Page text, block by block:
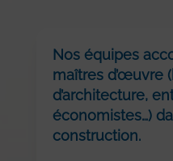
Nos équipes
maîtres d’œuvre
d’architecture,
économistes…)
construction.